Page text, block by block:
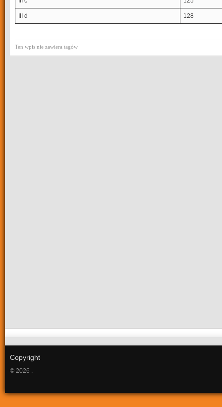
III d 128
Ten wpis nie zawiera tagów
Copyright
© 2026 .